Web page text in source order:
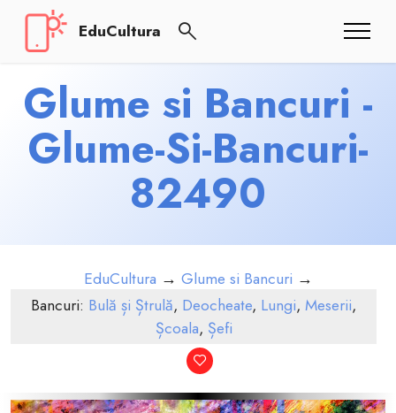
EduCultura
Glume si Bancuri -
Glume-Si-Bancuri-
82490
EduCultura → Glume si Bancuri →
Bancuri: Bulă și Ștrulă, Deocheate, Lungi, Meserii,
Școala, Șefi